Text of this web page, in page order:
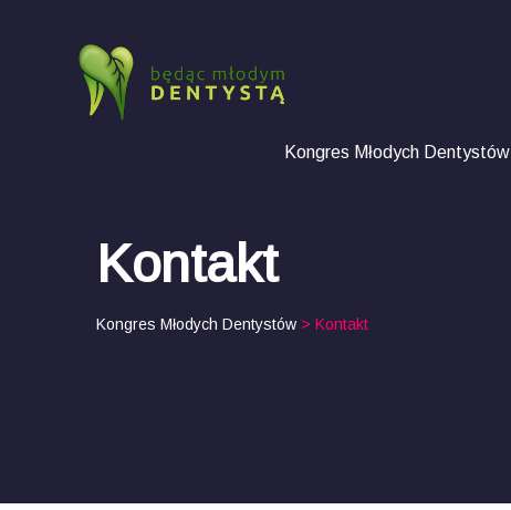
Kongres Młodych Dentystów
Kontakt
Kongres Młodych Dentystów > Kontakt